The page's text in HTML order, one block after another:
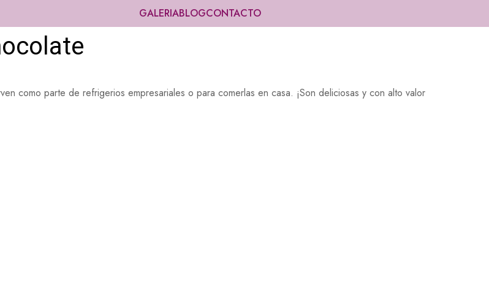
GALERIABLOGCONTACTO
como parte de refrigerios empresariales o para comerlas en casa. ¡Son deliciosas y con alto valor